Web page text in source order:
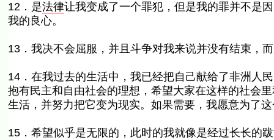
12．是法律让我变成了一个罪犯，但是我的罪并不是
我的良心。
13．我决不会屈服，并且斗争对我来说并没有结束，
14．在我过去的生活中，我已经把自己献给了非洲人
抱有民主和自由社会的理想，希望大家在这样的社会
生活，并努力把它变为现实。如果需要，我愿意为了
15．希望似乎是无限的，此时的我就像是经过长长的